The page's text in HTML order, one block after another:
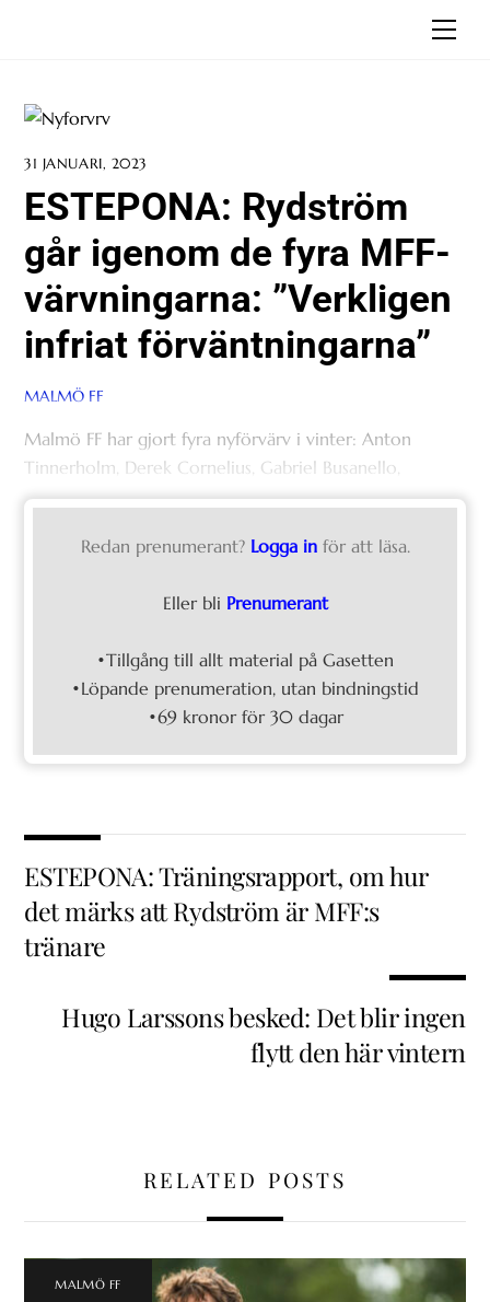
31 JANUARI, 2023
ESTEPONA: Rydström
går igenom de fyra MFF-
värvningarna: ”Verkligen
infriat förväntningarna”
MALMÖ FF
Malmö FF har gjort fyra nyförvärv i vinter: Anton
Tinnerholm, Derek Cornelius, Gabriel Busanello,
Redan prenumerant? Logga in för att läsa.
Eller bli Prenumerant
•Tillgång till allt material på Gasetten
•Löpande prenumeration, utan bindningstid
•69 kronor för 30 dagar
ESTEPONA: Träningsrapport, om hur
det märks att Rydström är MFF:s
tränare
Hugo Larssons besked: Det blir ingen
flytt den här vintern
RELATED POSTS
MALMÖ FF